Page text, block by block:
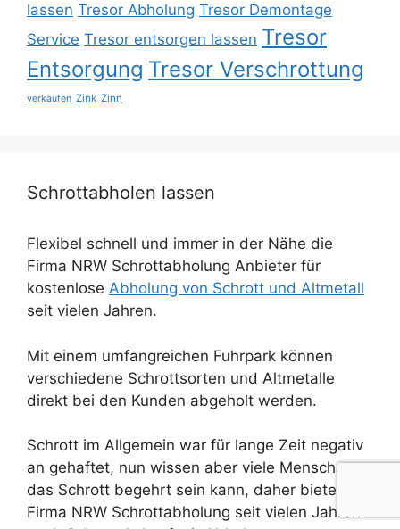
lassen Tresor Abholung Tresor Demontage
Service Tresor entsorgen lassen Tresor
Entsorgung Tresor Verschrottung
verkaufen Zink Zinn
Schrottabholen lassen
Flexibel schnell und immer in der Nähe die
Firma NRW Schrottabholung Anbieter für
kostenlose Abholung von Schrott und Altmetall
seit vielen Jahren.
Mit einem umfangreichen Fuhrpark können
verschiedene Schrottsorten und Altmetalle
direkt bei den Kunden abgeholt werden.
Schrott im Allgemein war für lange Zeit negativ
an gehaftet, nun wissen aber viele Menschen
das Schrott begehrt sein kann, daher bietet die
Firma NRW Schrottabholung seit vielen Jahren